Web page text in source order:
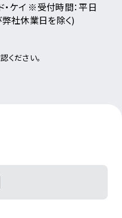
・ケイ ※受付時間：平日
社休業日を除く)
ください。